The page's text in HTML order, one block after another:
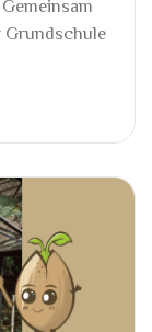
Grundschule